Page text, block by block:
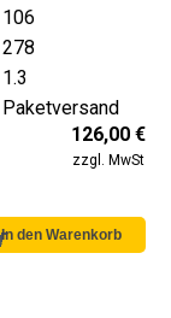
106
278
1.3
Paketversand
126,00 €
zzgl. MwSt